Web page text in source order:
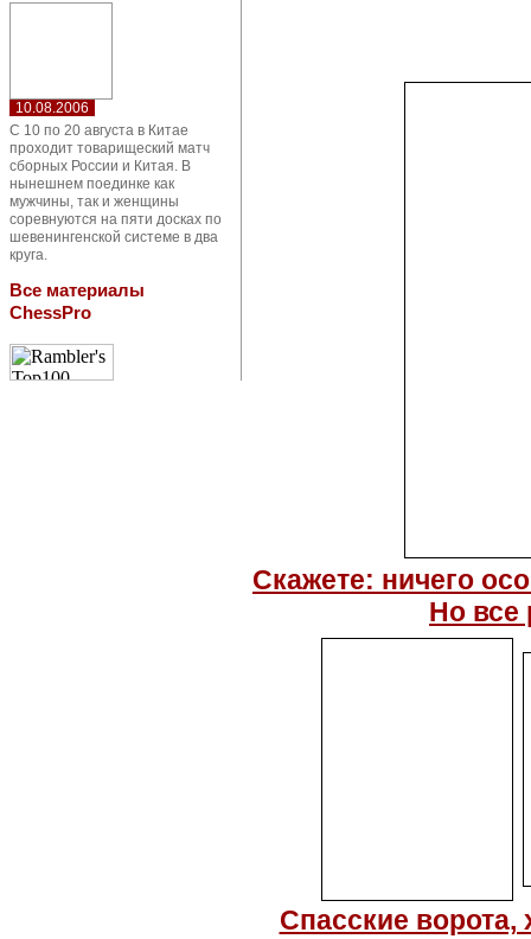
10.08.2006
С 10 по 20 августа в Китае
проходит товарищеский матч
сборных России и Китая. В
нынешнем поединке как
мужчины, так и женщины
соревнуются на пяти досках по
шевенингенской системе в два
круга.
Все материалы
ChessPro
Скажете: ничего
Но все
Спасские